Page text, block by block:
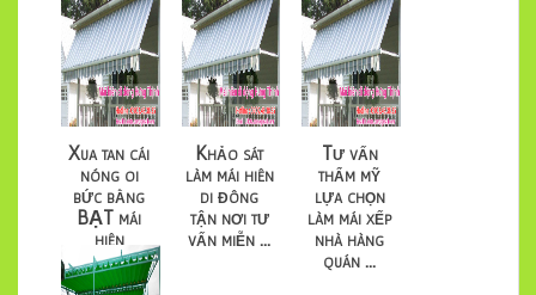
Xua tan cái
nóng oi
bức bằng
BẠT mái
hiên
HƯNG
THỊ...
Khảo sát
làm mái hiên
di đông
tận nơi tư
vấn miễn ...
Tư vấn
thẩm mỹ
lựa chọn
làm mái xếp
nhà hàng
quán ...